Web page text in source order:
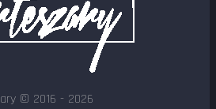
© 2016 - 2026